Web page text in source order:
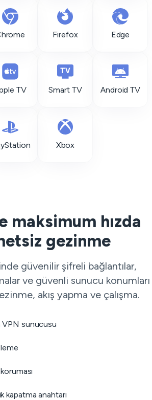
Firefox Edge
TV Smart TV Android TV
Xbox
maksimum hızda
gezinme
güvenilir şifreli bağlantılar,
ve güvenli sunucu konumları
akış yapma ve çalışma.
sunucusu
kapatma anahtarı